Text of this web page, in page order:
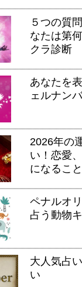
５つの質
なたは第
クラ診断
あなたを
ェルナン
2026年の
い！恋愛
になるこ
ペナルオ
占う動物
大人気占
い